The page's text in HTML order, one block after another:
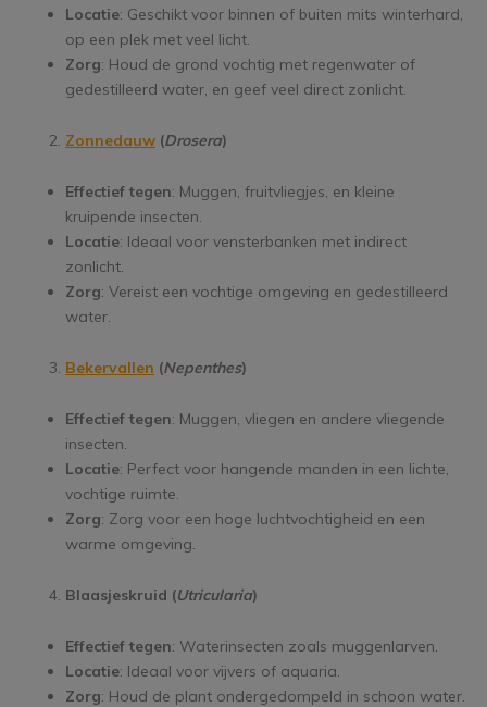
Locatie: Geschikt voor binnen of buiten mits winterhard,
op een plek met veel licht.
Zorg: Houd de grond vochtig met regenwater of
gedestilleerd water, en geef veel direct zonlicht.
Zonnedauw (Drosera)
Effectief tegen: Muggen, fruitvliegjes, en kleine
kruipende insecten.
Locatie: Ideaal voor vensterbanken met indirect
zonlicht.
Zorg: Vereist een vochtige omgeving en gedestilleerd
water.
Bekervallen (Nepenthes)
Effectief tegen: Muggen, vliegen en andere vliegende
insecten.
Locatie: Perfect voor hangende manden in een lichte,
vochtige ruimte.
Zorg: Zorg voor een hoge luchtvochtigheid en een
warme omgeving.
Blaasjeskruid (Utricularia)
Effectief tegen: Waterinsecten zoals muggenlarven.
Locatie: Ideaal voor vijvers of aquaria.
Zorg: Houd de plant ondergedompeld in schoon water.